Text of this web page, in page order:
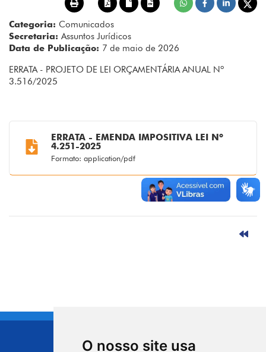
O nosso site usa
Categoria: Comunicados
Secretaria: Assuntos Jurídicos
Data de Publicação: 7 de maio de 2026
ERRATA - PROJETO DE LEI ORÇAMENTÁRIA ANUAL Nº
3.516/2025
ERRATA - EMENDA IMPOSITIVA LEI Nº
4.251-2025
Formato: application/pdf